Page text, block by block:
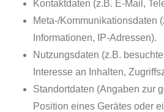
Kontaktdaten (z.B. E-Mail,
Meta-/Kommunikationsdaten
Informationen, IP-Adressen).
Nutzungsdaten (z.B.
Interesse an Inhalten,
Standortdaten (Angaben zur
Position eines Gerätes oder